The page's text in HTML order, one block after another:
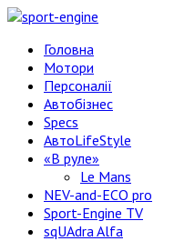
Головна
Мотори
Персоналії
Автобізнес
Specs
АвтоLifeStyle
«В руле»
Le Mans
NEV-and-ECO pro
Sport-Engine TV
sqUAdra Alfa